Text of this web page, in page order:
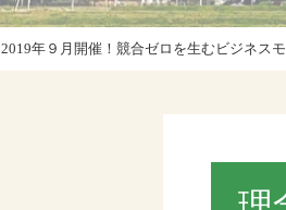
2019年９月開催！競合ゼロを生むビジネス